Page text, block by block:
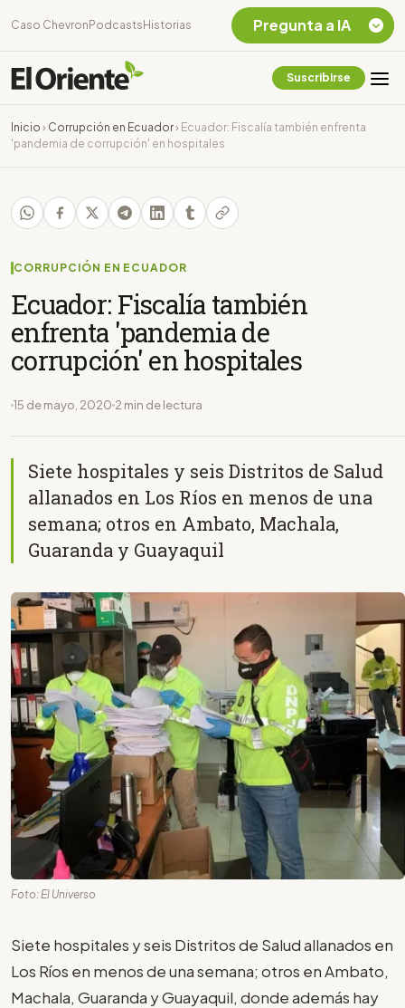
Caso Chevron Podcasts Historias
Suscribirse
Inicio › Corrupción en Ecuador› Ecuador: Fiscalía también enfrenta
'pandemia de corrupción' en hospitales
CORRUPCIÓN EN ECUADOR
Ecuador: Fiscalía también
enfrenta 'pandemia de
corrupción' en hospitales
15 de mayo, 2020 2 min de lectura
Siete hospitales y seis Distritos de Salud
allanados en Los Ríos en menos de una
semana; otros en Ambato, Machala,
Guaranda y Guayaquil
Foto: El Universo
Siete hospitales y seis Distritos de Salud allanados en
Los Ríos en menos de una semana; otros en Ambato,
Machala, Guaranda y Guayaquil, donde además hay
Pregunta a IA
Chevron Ecuador